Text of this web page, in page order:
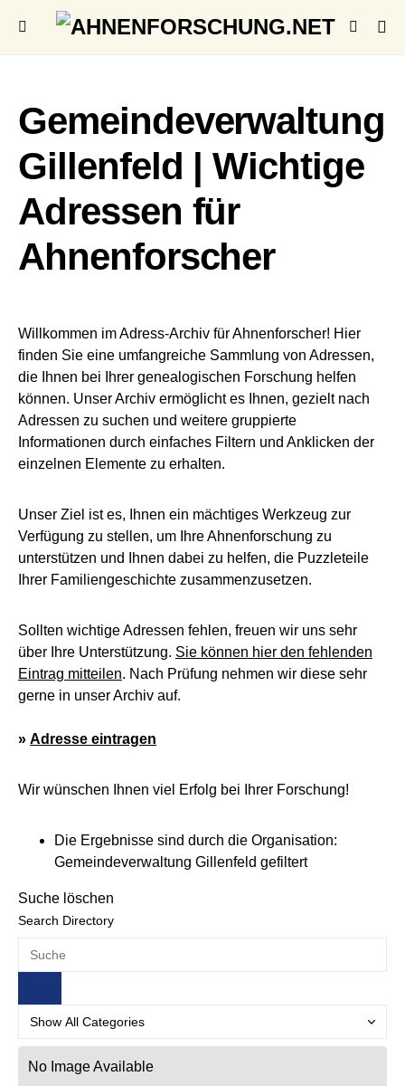
Gemeindeverwaltung
Gillenfeld | Wichtige
Adressen für
Ahnenforscher
Willkommen im Adress-Archiv für Ahnenforscher! Hier
finden Sie eine umfangreiche Sammlung von Adressen,
die Ihnen bei Ihrer genealogischen Forschung helfen
können. Unser Archiv ermöglicht es Ihnen, gezielt nach
Adressen zu suchen und weitere gruppierte
Informationen durch einfaches Filtern und Anklicken der
einzelnen Elemente zu erhalten.
Unser Ziel ist es, Ihnen ein mächtiges Werkzeug zur
Verfügung zu stellen, um Ihre Ahnenforschung zu
unterstützen und Ihnen dabei zu helfen, die Puzzleteile
Ihrer Familiengeschichte zusammenzusetzen.
Sollten wichtige Adressen fehlen, freuen wir uns sehr
über Ihre Unterstützung. Sie können hier den fehlenden
Eintrag mitteilen. Nach Prüfung nehmen wir diese sehr
gerne in unser Archiv auf.
» Adresse eintragen
Wir wünschen Ihnen viel Erfolg bei Ihrer Forschung!
Die Ergebnisse sind durch die Organisation:
Gemeindeverwaltung Gillenfeld gefiltert
Suche löschen
Search Directory
No Image Available